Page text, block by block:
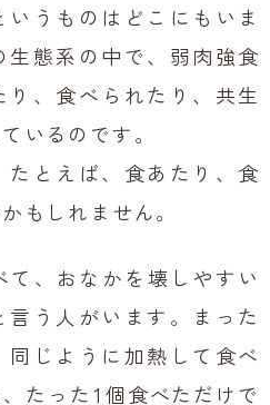
うものはどこにもいま
生態系の中で、弱肉強食
、食べられたり、共生
いるのです。
たとえば、食あたり、食
もしれません。
て、おなかを壊しやすい
言う人がいます。まった
同じように加熱して食べ
たった1個食べただけで